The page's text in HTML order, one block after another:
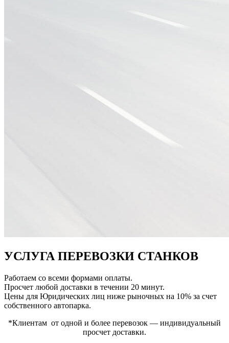
УСЛУГА ПЕРЕВОЗКИ СТАНКОВ
Работаем со всеми формами оплаты.
Просчет любой доставки в течении 20 минут.
Цены для Юридических лиц ниже рыночных на 10% за счет
собственного автопарка.
*Клиентам от одной и более перевозок — индивидуальный
просчет доставки.